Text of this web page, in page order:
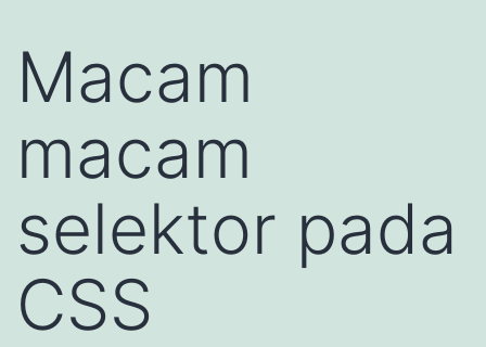
Macam
macam
selektor pada
CSS